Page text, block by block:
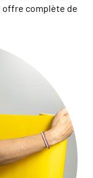
offre complète de